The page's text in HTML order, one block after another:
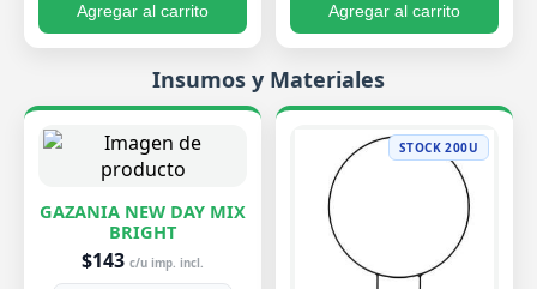
Agregar al carrito Agregar al carrito
Insumos y Materiales
GAZANIA NEW DAY MIX
BRIGHT
$143 c/u imp. incl.
STOCK 200U